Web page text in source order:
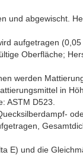
und abgewischt.
aufgetragen
Oberfläche;
werden
in
ASTM D523.
E) und die